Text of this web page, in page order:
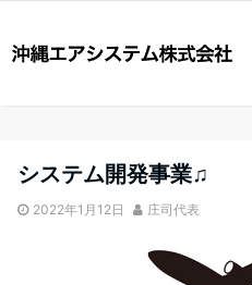
システム開発事業♫
2022年1月12日 庄司代表